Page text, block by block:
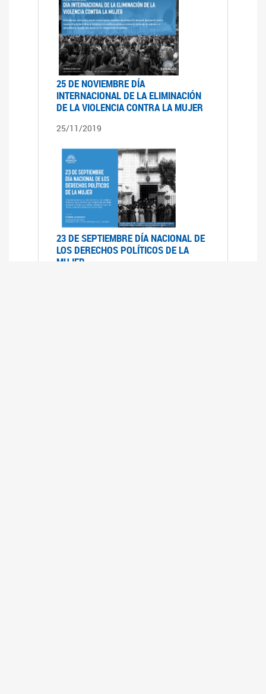
25 DE NOVIEMBRE DÍA
INTERNACIONAL DE LA ELIMINACIÓN
DE LA VIOLENCIA CONTRA LA MUJER
25/11/2019
23 DE SEPTIEMBRE DÍA NACIONAL DE
LOS DERECHOS POLÍTICOS DE LA
MUJER